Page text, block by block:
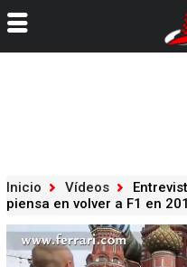
Inicio Vídeos
piensa en volver a F1 en